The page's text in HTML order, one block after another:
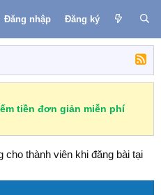
Đăng nhập Đăng ký
tiền đơn giản miễn phí
thành viên khi đăng bài tại